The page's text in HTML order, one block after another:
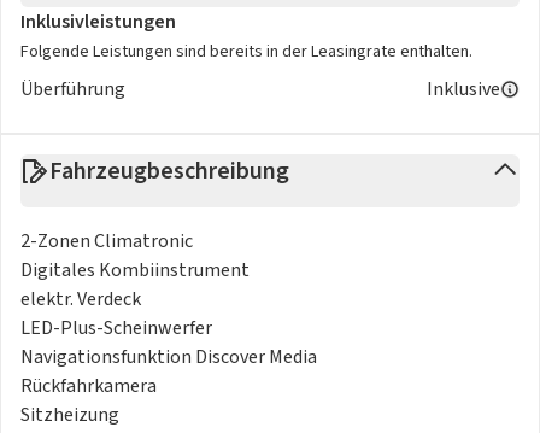
Inklusivleistungen
Folgende Leistungen sind bereits in der Leasingrate enthalten.
Überführung Inklusive
Fahrzeugbeschreibung
2-Zonen Climatronic
Digitales Kombiinstrument
elektr. Verdeck
LED-Plus-Scheinwerfer
Navigationsfunktion Discover Media
Rückfahrkamera
Sitzheizung